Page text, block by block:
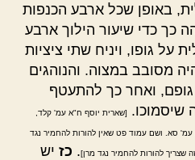
באופן שכל ארבע הכנפות
כך כדי שיעור הילוך ארבע
על גופו, ויניח שתי ציציות
מסובב במצוה. והנוהגים
ואחר כך להתעטף
שיסמוכו.
[שארית יוסף ח"א עמ' קלד,
סא. ושם עמוד פט שאין להורות להחמיר נגד
שצריך להורות להחמיר נגד מרן]. כז יש